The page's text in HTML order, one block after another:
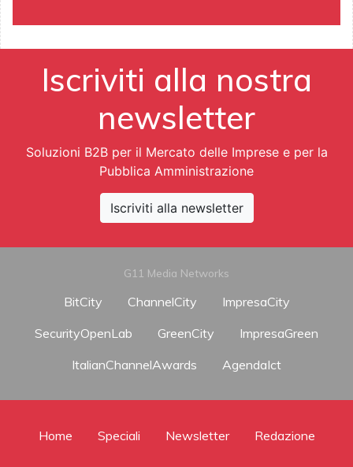
Iscriviti alla nostra
newsletter
Soluzioni B2B per il Mercato delle Imprese e per la
Pubblica Amministrazione
Iscriviti alla newsletter
G11 Media Networks
BitCity ChannelCity
ImpresaCity
SecurityOpenLab
GreenCity
ImpresaGreen
ItalianChannelAwards
AgendaIct
Home Speciali Newsletter Redazione